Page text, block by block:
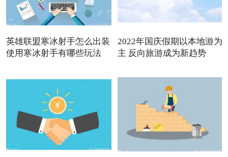
英雄联盟寒冰射手怎么出装
使用寒冰射手有哪些玩法
2022年国庆假期以本地游为
主 反向旅游成为新趋势